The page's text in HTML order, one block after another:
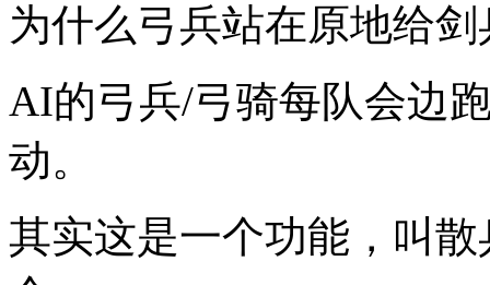
为什么弓兵站在原地给
AI的弓兵/弓骑每队会边
动。
其实这是一个功能，叫